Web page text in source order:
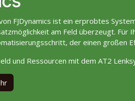
FJDynamics ist ein erprobtes
am Feld überzeugt. Für
der einen großen
und Ressourcen mit dem AT2